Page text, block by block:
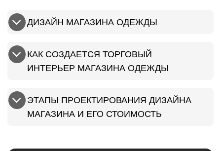
ДИЗАЙН МАГАЗИНА ОДЕЖДЫ
КАК СОЗДАЕТСЯ ТОРГОВЫЙ
ИНТЕРЬЕР МАГАЗИНА ОДЕЖДЫ
ЭТАПЫ ПРОЕКТИРОВАНИЯ ДИЗАЙНА
МАГАЗИНА И ЕГО СТОИМОСТЬ